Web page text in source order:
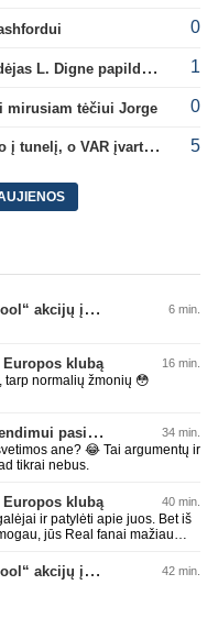
0
Pagrindinis Prancūzijos rinktinės žaidėjas L. Digne papildė PSG gretas 1
mirusiam tėčiui Jorge 0
Brazilijoje įvartį šventęs žaidėjas įkrito į tunelį, o VAR įvartį atšaukė 5
„Amazon“ įkūrėjas artėja prie „Liverpool“ akcijų įsigijimo 6 min.
klubą 16 min.
tarp normalių žmonių 😳
Paaiškėjo, kas turėjo įtakos Rodri sprendimui pasirinkti Barselonos pusę 34 min.
ane? 😂 Tai argumentų ir
tikrai nebus.
klubą 40 min.
ir patylėti apie juos. Bet iš
jūs Real fanai mažiau
už jus pačius.
„Amazon“ įkūrėjas artėja prie „Liverpool“ akcijų įsigijimo 42 min.